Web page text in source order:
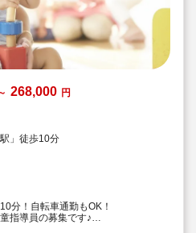
268,000 円
」徒歩10分
分！自転車通勤もOK！
指導員の募集です♪